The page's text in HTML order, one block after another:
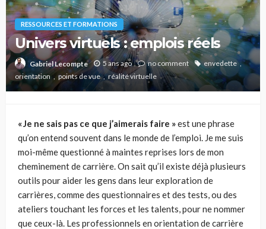
RESSOURCES ET FORMATIONS
Univers virtuels : emplois réels
Gabriel Lecompte 5 ans ago no comment
envedette
orientation
points de vue réalité virtuelle
« Je ne sais pas ce que j’aimerais faire »est une phrase
qu’on entend souvent dans le monde de l’emploi. Je me suis
moi-même questionné à maintes reprises lors de mon
cheminement de carrière. On sait qu’il existe déjà plusieurs
outils pour aider les gens dans leur exploration de
carrières, comme des questionnaires et des tests, ou des
ateliers touchant les forces et les talents, pour ne nommer
que ceux-là. Les professionnels en orientation de carrière